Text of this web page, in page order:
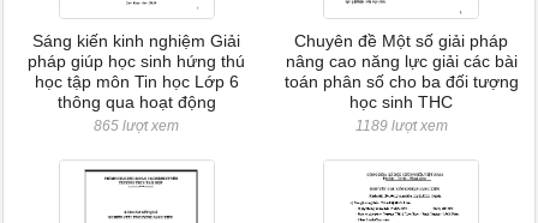
Sáng kiến kinh nghiệm Giải
pháp giúp học sinh hứng thú
học tập môn Tin học Lớp 6
thông qua hoạt động
865 lượt xem
Chuyên đề Một số giải pháp
nâng cao năng lực giải các bài
toán phân số cho ba đối tượng
học sinh THC
1189 lượt xem